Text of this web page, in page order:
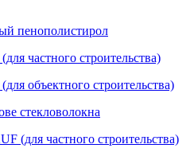
пенополистирол
частного строительства)
объектного строительства)
стекловолокна
(для частного строительства)